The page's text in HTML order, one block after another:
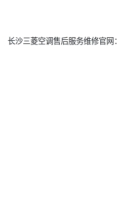
长沙三菱空调售后服务维修官网：